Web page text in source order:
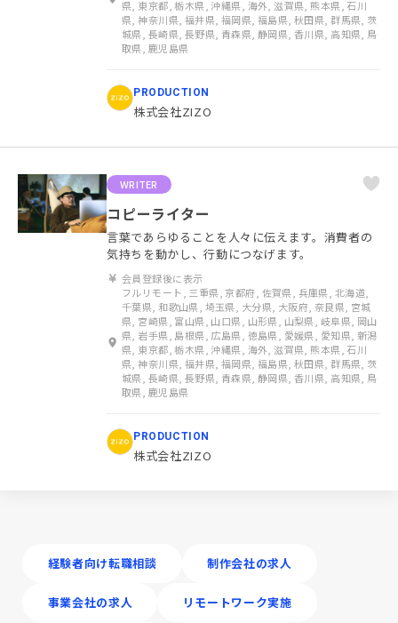
県, 東京都, 栃木県, 沖縄県, 海外, 滋賀県, 熊本県, 石川
県, 神奈川県, 福井県, 福岡県, 福島県, 秋田県, 群馬県, 茨
城県, 長崎県, 長野県, 青森県, 静岡県, 香川県, 高知県, 鳥
取県, 鹿児島県
PRODUCTION
株式会社ZIZO
WRITER
コピーライター
言葉であらゆることを人々に伝えます。消費者の
気持ちを動かし、行動につなげます。
会員登録後に表示
フルリモート, 三重県, 京都府, 佐賀県, 兵庫県, 北海道,
千葉県, 和歌山県, 埼玉県, 大分県, 大阪府, 奈良県, 宮城
県, 宮崎県, 富山県, 山口県, 山形県, 山梨県, 岐阜県, 岡山
県, 岩手県, 島根県, 広島県, 徳島県, 愛媛県, 愛知県, 新潟
県, 東京都, 栃木県, 沖縄県, 海外, 滋賀県, 熊本県, 石川
県, 神奈川県, 福井県, 福岡県, 福島県, 秋田県, 群馬県, 茨
城県, 長崎県, 長野県, 青森県, 静岡県, 香川県, 高知県, 鳥
取県, 鹿児島県
PRODUCTION
株式会社ZIZO
経験者向け転職相談 制作会社の求人
事業会社の求人 リモートワーク実施